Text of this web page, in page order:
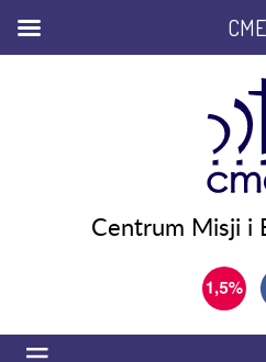
Centrum Misji i
CME